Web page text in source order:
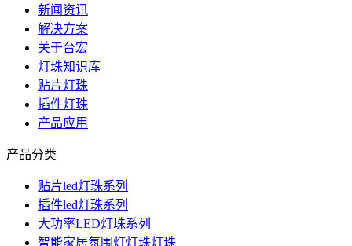
新闻资讯
解决方案
关于台宏
灯珠知识库
贴片灯珠
插件灯珠
产品应用
产品分类
贴片led灯珠系列
插件led灯珠系列
大功率LED灯珠系列
智能家居氛围灯灯珠灯珠